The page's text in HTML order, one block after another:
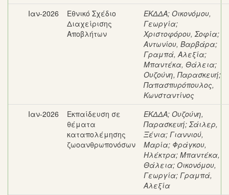
Ιαν-2026
Εθνικό Σχέδιο
Διαχείρισης
Αποβλήτων
ΕΚΔΔΑ; Οικονόμου,
Γεωργία;
Χριστοφόρου, Σοφία;
Αντωνίου, Βαρβάρα;
Γραμπά, Αλεξία;
Μπαντέκα, Θάλεια;
Ουζούνη, Παρασκευή;
Παπασπυρόπουλος,
Κωνσταντίνος
Ιαν-2026
Εκπαίδευση σε
θέματα
καταπολέμησης
ζωοανθρωπονόσων
ΕΚΔΔΑ; Ουζούνη,
Παρασκευή;Σάιλερ,
Ξένια; Γιαννιού,
Μαρία; Φράγκου,
Ηλέκτρα; Μπαντέκα,
Θάλεια; Οικονόμου,
Γεωργία; Γραμπά,
Αλεξία